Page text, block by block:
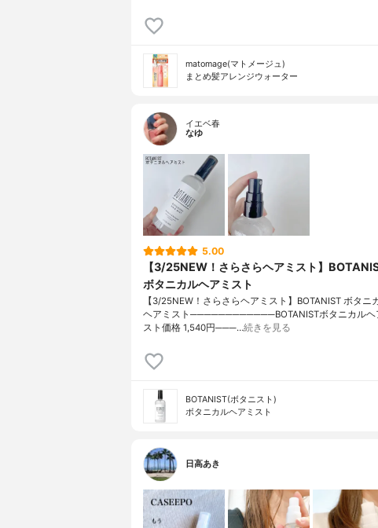
matomage(マトメージュ)
まとめ髪アレンジウォーター
イエベ春
なゆ
5.00
【3/25NEW！さらさらヘアミスト】
ボタニカルヘアミスト
【3/25NEW！さらさらヘアミスト】BOTANIST ボタニ
ヘアミスト────────────BOTANISTボタニカルヘ
スト価格 1,540円───…続きを見る
BOTANIST(ボタニスト)
ボタニカルヘアミスト
日高あき